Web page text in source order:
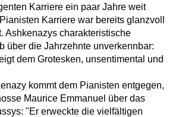
Karriere ein paar Jahre weit
Karriere war bereits glanzvoll
Ashkenazys charakteristische
über die Jahrzehnte unverkennbar:
dem Grotesken, unsentimental und
kommt dem Pianisten entgegen,
Maurice Emmanuel über das
"Er erweckte die vielfältigen